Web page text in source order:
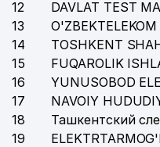
12
DAVLAT TEST
13
14
TOSHKENT
15
FUQAROLIK
16
YUNUSOBOD
17
NAVOIY
18
Ташкентский
19